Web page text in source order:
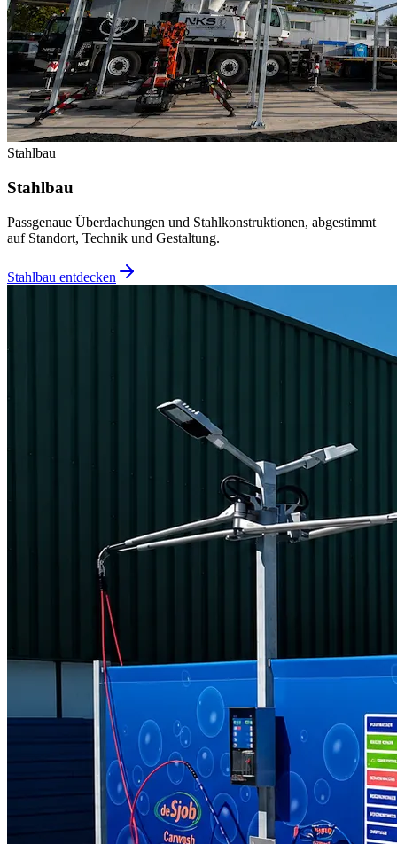
Stahlbau
Stahlbau
Passgenaue Überdachungen und Stahlkonstruktionen, abgestimmt
auf Standort, Technik und Gestaltung.
Stahlbau entdecken